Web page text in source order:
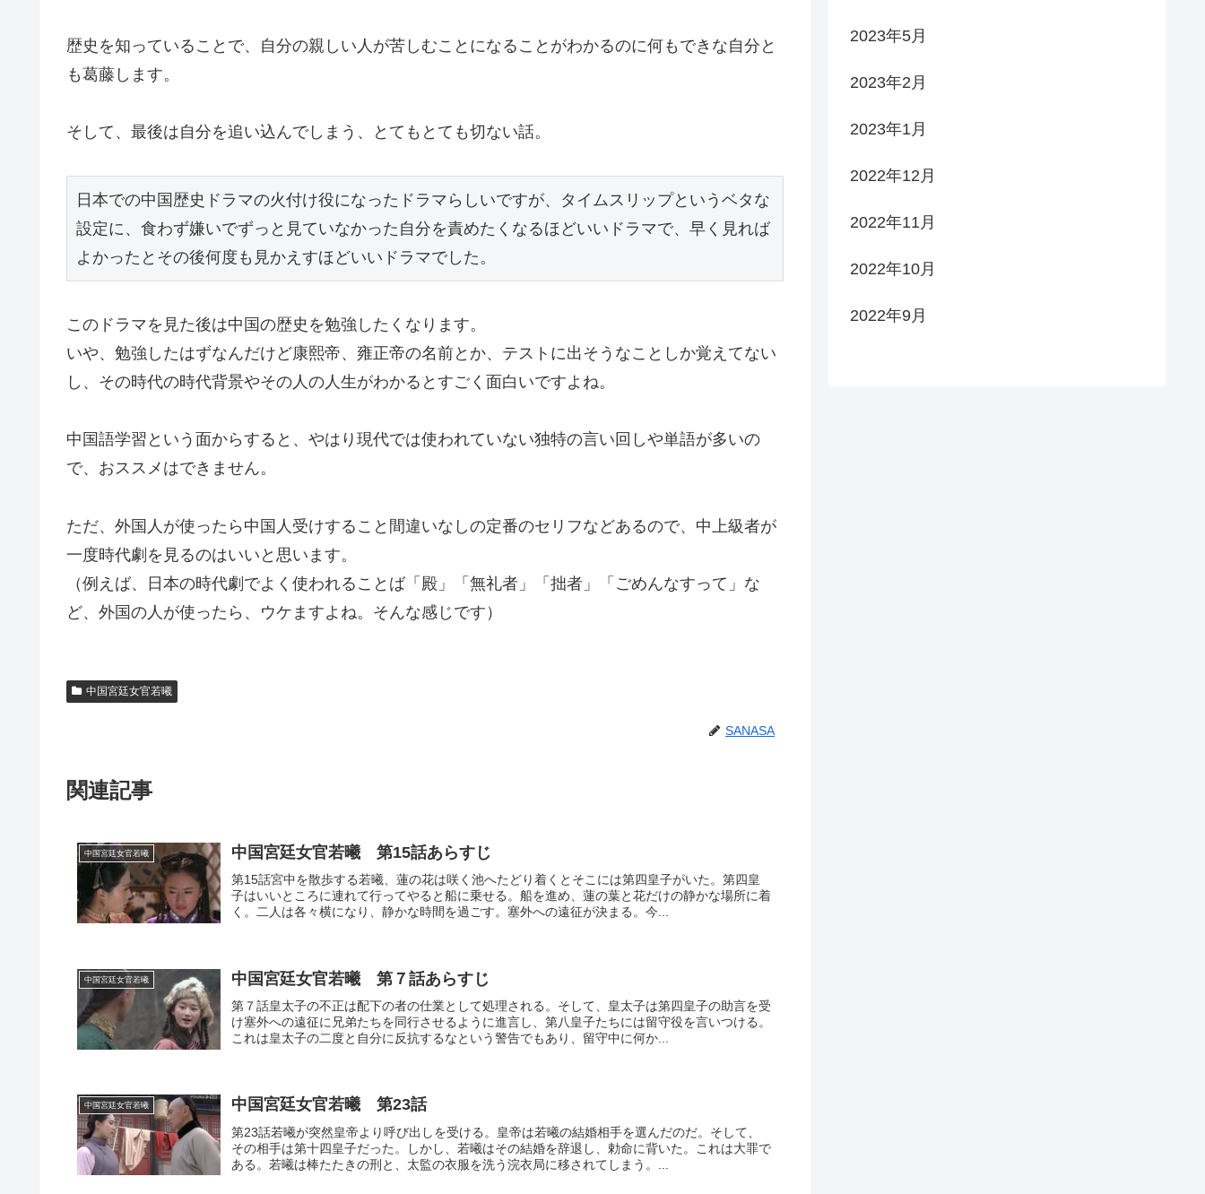
歴史を知っていることで、自分の親しい人が苦しむことになることがわかるのに何もできな自分と
も葛藤します。
そして、最後は自分を追い込んでしまう、とてもとても切ない話。
日本での中国歴史ドラマの火付け役になったドラマらしいですが、タイムスリップというベタな
設定に、食わず嫌いでずっと見ていなかった自分を責めたくなるほどいいドラマで、早く見れば
よかったとその後何度も見かえすほどいいドラマでした。
このドラマを見た後は中国の歴史を勉強したくなります。
いや、勉強したはずなんだけど康熙帝、雍正帝の名前とか、テストに出そうなことしか覚えてない
し、その時代の時代背景やその人の人生がわかるとすごく面白いですよね。
中国語学習という面からすると、やはり現代では使われていない独特の言い回しや単語が多いの
で、おススメはできません。
ただ、外国人が使ったら中国人受けすること間違いなしの定番のセリフなどあるので、中上級者が
一度時代劇を見るのはいいと思います。
（例えば、日本の時代劇でよく使われることば「殿」「無礼者」「拙者」「ごめんなすって」な
ど、外国の人が使ったら、ウケますよね。そんな感じです）
中国宮廷女官若曦
SANASA
関連記事
中国宮廷女官若曦 中国宮廷女官若曦 第15話あらすじ
第15話宮中を散歩する若曦、蓮の花は咲く池へたどり着くとそこには第四皇子がいた。第四皇
子はいいところに連れて行ってやると船に乗せる。船を進め、蓮の葉と花だけの静かな場所に着
く。二人は各々横になり、静かな時間を過ごす。塞外への遠征が決まる。今...
中国宮廷女官若曦 中国宮廷女官若曦 第７話あらすじ
第７話皇太子の不正は配下の者の仕業として処理される。そして、皇太子は第四皇子の助言を受
け塞外への遠征に兄弟たちを同行させるように進言し、第八皇子たちには留守役を言いつける。
これは皇太子の二度と自分に反抗するなという警告でもあり、留守中に何か...
中国宮廷女官若曦 中国宮廷女官若曦 第23話
第23話若曦が突然皇帝より呼び出しを受ける。皇帝は若曦の結婚相手を選んだのだ。そして、
その相手は第十四皇子だった。しかし、若曦はその結婚を辞退し、勅命に背いた。これは大罪で
ある。若曦は棒たたきの刑と、太監の衣服を洗う浣衣局に移されてしまう。...
2023年5月
2023年2月
2023年1月
2022年12月
2022年11月
2022年10月
2022年9月